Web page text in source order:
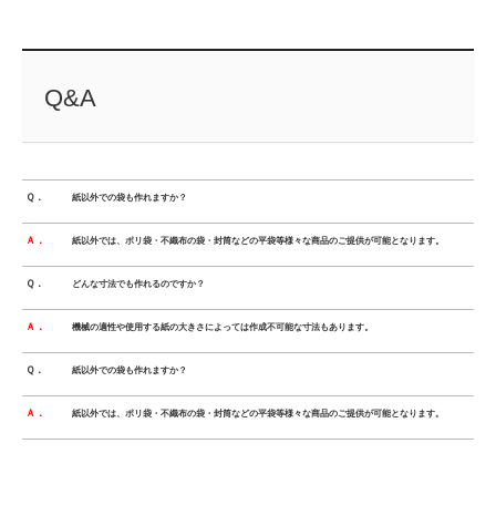
Q&A
Ｑ． 紙以外での袋も作れますか？
Ａ． 紙以外では、ポリ袋・不織布の袋・封筒などの平袋等様々な商品のご提供が可能となります。
Ｑ． どんな寸法でも作れるのですか？
Ａ． 機械の適性や使用する紙の大きさによっては作成不可能な寸法もあります。
Ｑ． 紙以外での袋も作れますか？
Ａ． 紙以外では、ポリ袋・不織布の袋・封筒などの平袋等様々な商品のご提供が可能となります。